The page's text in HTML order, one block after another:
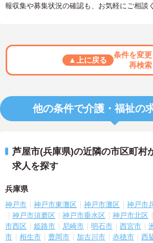
報収集や募集状況の確認も、お気軽にご相談
▲上に戻る
条件を変
再検索
他の条件で介護・福祉の
芦屋市(兵庫県)の近隣の市区町村
求人を探す
兵庫県
神戸市 神戸市東灘区 神戸市灘区 神戸市
神戸市須磨区
神戸市垂水区 神戸市北区
市西区
姫路市 尼崎市 明石市 西宮市
市
相生市 豊岡市 加古川市 赤穂市 西